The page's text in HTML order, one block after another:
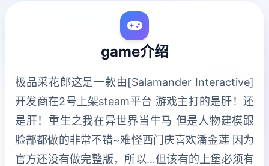
game介绍
极品采花郎这是一款由[Salamander Interactive]
开发商在2号上架steam平台 游戏主打的是肝！还
是肝！重生之我在异世界当牛马 但是人物建模跟
脸部都做的非常不错~难怪西门庆喜欢潘金莲 因为
官方还没有做完整版，所以…但该有的上堡必须有